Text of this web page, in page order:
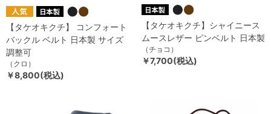
【タケオキクチ】 コンフォート
バックル ベルト 日本製 サイズ
調整可
（クロ）
￥8,800(税込)
【タケオキクチ】シャイニース
ムースレザー ピンベルト 日本製
（チョコ）
￥7,700(税込)